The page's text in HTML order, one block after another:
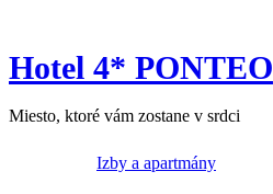
Hotel 4* PONTEO
Miesto, ktoré vám zostane v srdci
Izby a apartmány